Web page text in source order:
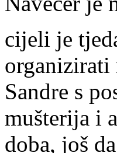
cijeli je
organizirati
Sandre s
mušterija i
doba, još